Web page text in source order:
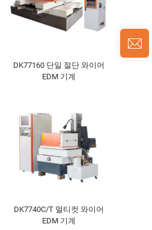
DK77160 단일 절단 와이어
EDM 기계
DK7740C/T 멀티컷 와이어
EDM 기계